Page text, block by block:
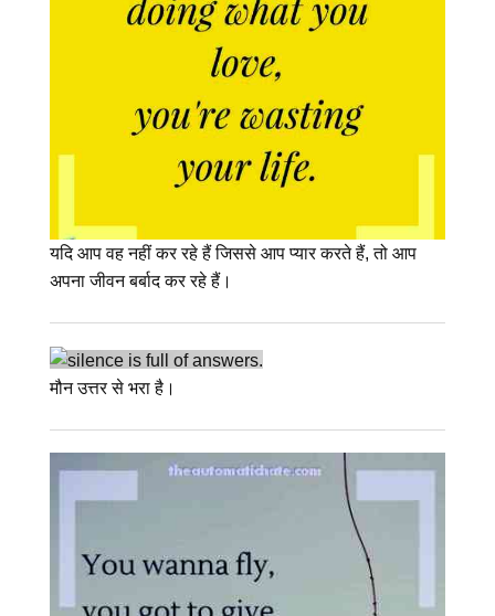
यदि आप वह नहीं कर रहे हैं जिससे आप प्यार करते हैं, तो आप
अपना जीवन बर्बाद कर रहे हैं।
मौन उत्तर से भरा है।